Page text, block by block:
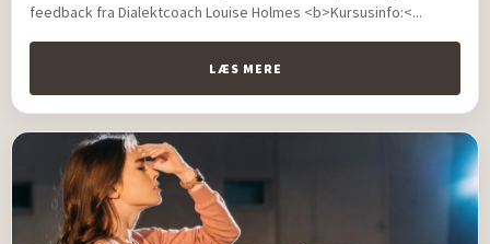
feedback fra Dialektcoach Louise Holmes <b>Kursusinfo:<...
LÆS MERE